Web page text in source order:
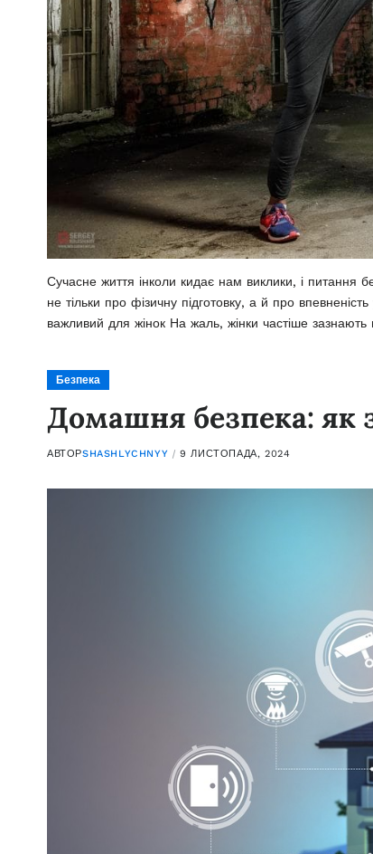
Сучасне життя інколи кидає нам виклики, і питання
не тільки про фізичну підготовку, а й про
важливий для жінок На жаль, жінки частіше зазнають
Безпека
Домашня безпека: як
АВТОРSHASHLYCHNYY 9 ЛИСТОПАДА, 2024